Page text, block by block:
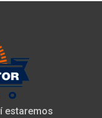
estaremos